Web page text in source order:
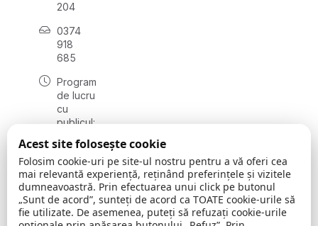
204
0374
918
685
Program
de lucru
cu
publicul:
08:00 -
16:30
, vineri:
08:00 -
14:00
Acest site folosește cookie
Folosim cookie-uri pe site-ul nostru pentru a vă oferi cea
mai relevantă experiență, reținând preferințele și vizitele
dumneavoastră. Prin efectuarea unui click pe butonul
„Sunt de acord”, sunteți de acord ca TOATE cookie-urile să
fie utilizate. De asemenea, puteți să refuzați cookie-urile